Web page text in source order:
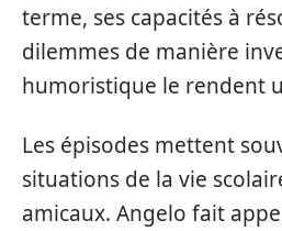
terme, ses capacités à
dilemmes de manière
humoristique le rendent
Les épisodes mettent
situations de la vie
amicaux. Angelo fait